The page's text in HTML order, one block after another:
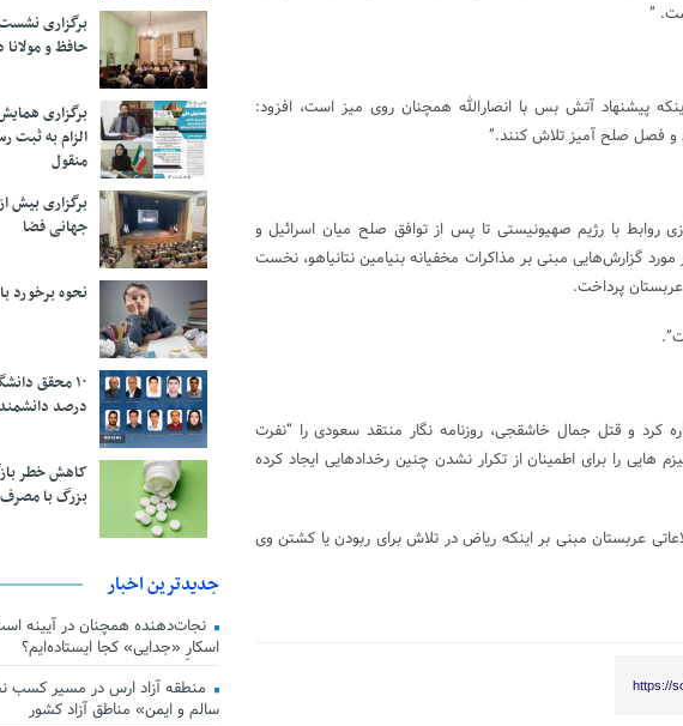
”
پیشنهاد آتش بس با انصارالله همچنان روی میز است، افزود:
و فصل صلح آمیز تلاش کنند.”
روابط با رژیم صهیونیستی تا پس از توافق صلح میان اسرائیل و
گزارش‌هایی مبنی بر مذاکرات مخفیانه بنیامین نتانیاهو، نخست
پرداخت.
کرد و قتل جمال خاشقجی، روزنامه نگار منتقد سعودی را “نفرت
را برای اطمینان از تکرار نشدن چنین رخدادهایی ایجاد کرده
عربستان مبنی بر اینکه ریاض در تلاش برای ربودن یا کشتن وی
https://
برگزاری
حافظ و
برگزاری
الزام به ثبت
منقول
جهانی فضا
نحوه برخورد
درصد
کاهش خطر
بزرگ با
جدیدترین اخبار
اسکارِ «جدایی» کجا ایستاده‌ایم؟
منطقه آزاد ارس در مسیر کسب
سالم و ایمن» مناطق آزاد کشور